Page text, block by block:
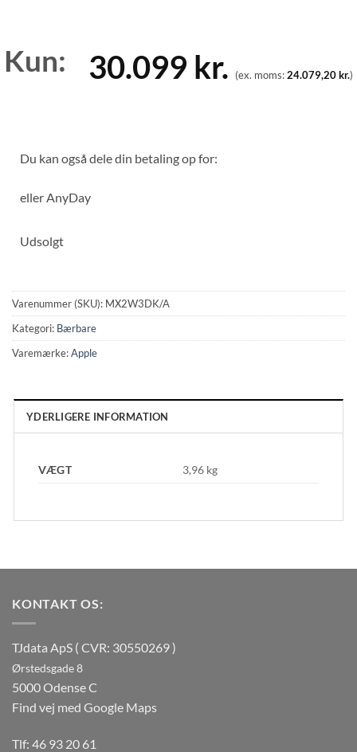
Kun: 30.099 kr. (ex. moms:24.079,20kr.)
Du kan også dele din betaling op for:
eller AnyDay
Udsolgt
Varenummer (SKU): MX2W3DK/A
Kategori: Bærbare
Varemærke:Apple
YDERLIGERE INFORMATION
VÆGT 3,96 kg
KONTAKT OS:
TJdata ApS ( CVR: 30550269 )
Ørstedsgade 8
5000 Odense C
Find vej med Google Maps
Tlf: 46 93 20 61